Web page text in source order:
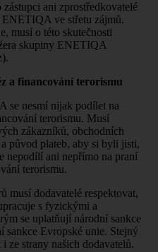
ani zprostředkovatelé
ve střetu zájmů.
musí o této skutečnosti
skupiny ENETIQA
).
a financování terorismu
se nesmí nijak podílet na
terorismu. Musí
zákazníků, obchodních
původ plateb, aby si byli jisti,
nepodílí ani nepřímo na praní
terorismu.
musí dodavatelé respektovat,
s fyzickými a
se uplatňují národní sankce
sankce Evropské unie. Stejný
ze strany našich dodavatelů.